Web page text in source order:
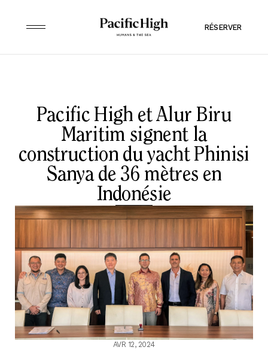
RÉSERVER
Pacific High et Alur Biru
Maritim signent la
construction du yacht Phinisi
Sanya de 36 mètres en
Indonésie
AVR 12, 2024